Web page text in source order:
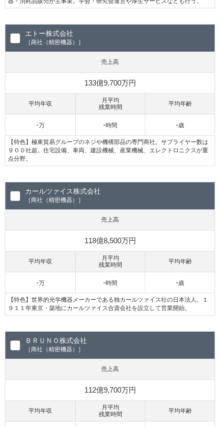
エトー株式会社
［商社（精密機器）］
売上高
133億9,700万円
平均年収
-万
月平均
残業時間
-時間
平均年齢
-歳
【特色】極東貿易グループのネジや機構部品の専門商社。サプライヤー数は
９００社超。住宅設備、車両、建設機械、産業機械、エレクトロニクスが重
点分野。
カールツァイス株式会社
［商社（精密機器）］
売上高
118億8,500万円
平均年収
-万
月平均
残業時間
-時間
平均年齢
-歳
【特色】世界的光学機器メーカーである独カールツァイス社の日本法人。１
９１１年東京・築地にカールツァイス合資会社を設立して営業開始。
ＢＲＵＮＯ株式会社
［商社（精密機器）］
売上高
112億9,700万円
平均年収
月平均
残業時間
平均年齢